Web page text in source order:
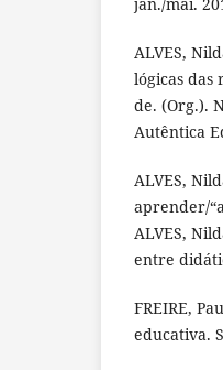
ALVES,
lógicas das
de. (Org.).
Autêntica
ALVES,
aprender/
ALVES,
entre
FREIRE,
educativa.